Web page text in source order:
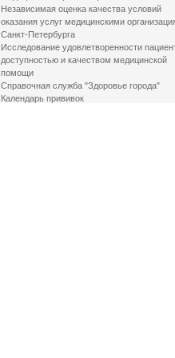
Независимая оценка качества условий
оказания услуг медицинскими
Санкт-Петербурга
Исследование удовлетворенности
доступностью и качеством медицинской
помощи
Справочная служба "Здоровье города"
Календарь прививок